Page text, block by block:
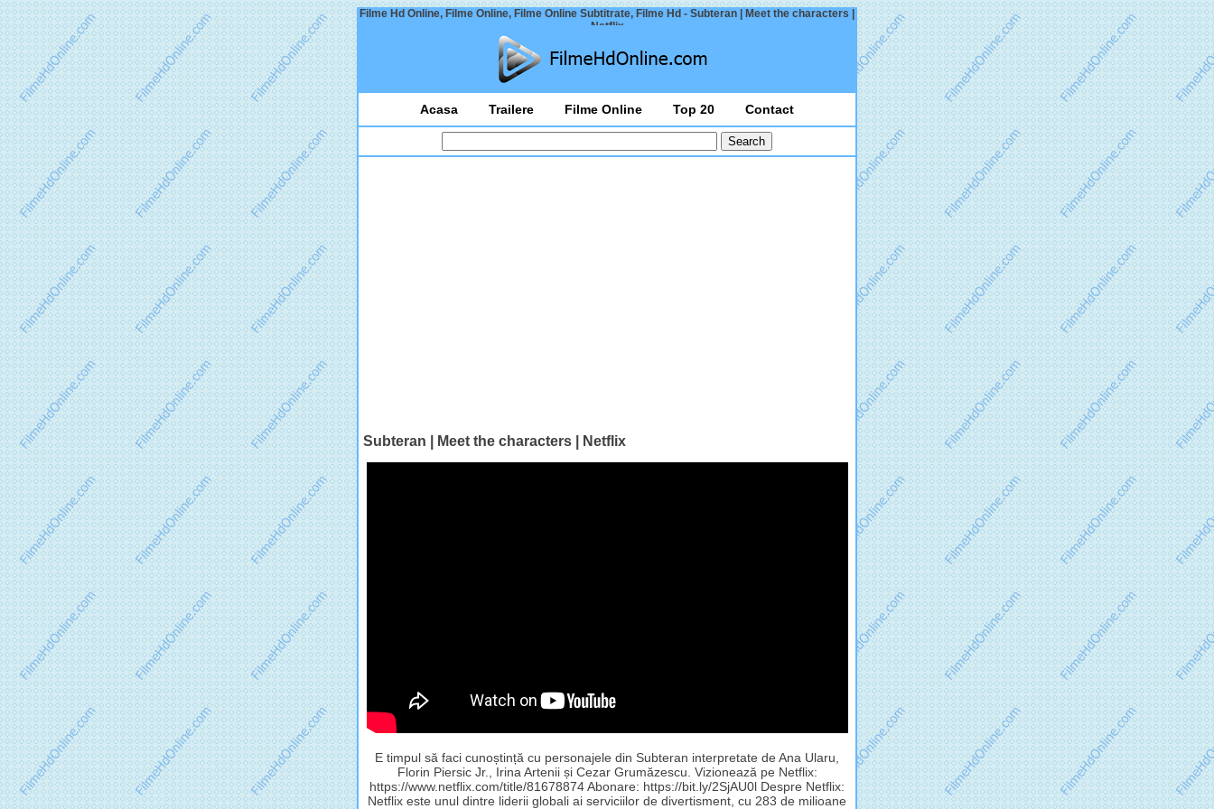
Filme Hd Online, Filme Online, Filme Online Subtitrate, Filme Hd - Subteran | Meet the characters |
Netflix
Acasa Trailere Filme Online Top 20 Contact
Subteran | Meet the characters | Netflix
E timpul să faci cunoștință cu personajele din Subteran interpretate de Ana Ularu,
Florin Piersic Jr., Irina Artenii și Cezar Grumăzescu. Vizionează pe Netflix:
https://www.netflix.com/title/81678874 Abonare: https://bit.ly/2SjAU0l Despre Netflix:
Netflix este unul dintre liderii globali ai serviciilor de divertisment, cu 283 de milioane